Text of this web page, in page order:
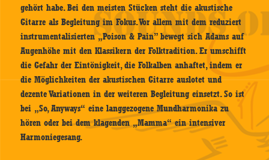
gehört habe. Bei den meisten Stücken steht die akustische
Gitarre als Begleitung im Fokus. Vor allem mit dem reduziert
instrumentalisierten „Poison & Pain” bewegt sich Adams auf
Augenhöhe mit den Klassikern der Folktradition. Er umschifft
die Gefahr der Eintönigkeit, die Folkalben anhaftet, indem er
die Möglichkeiten der akustischen Gitarre auslotet und
dezente Variationen in der weiteren Begleitung einsetzt. So ist
bei „So, Anyways“ eine langgezogene Mundharmonika zu
hören oder bei dem klagenden „Mamma“ ein intensiver
Harmoniegesang.